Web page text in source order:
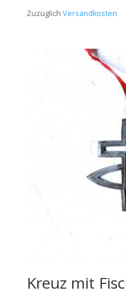
Zuzüglich Versandkosten
Kreuz mit